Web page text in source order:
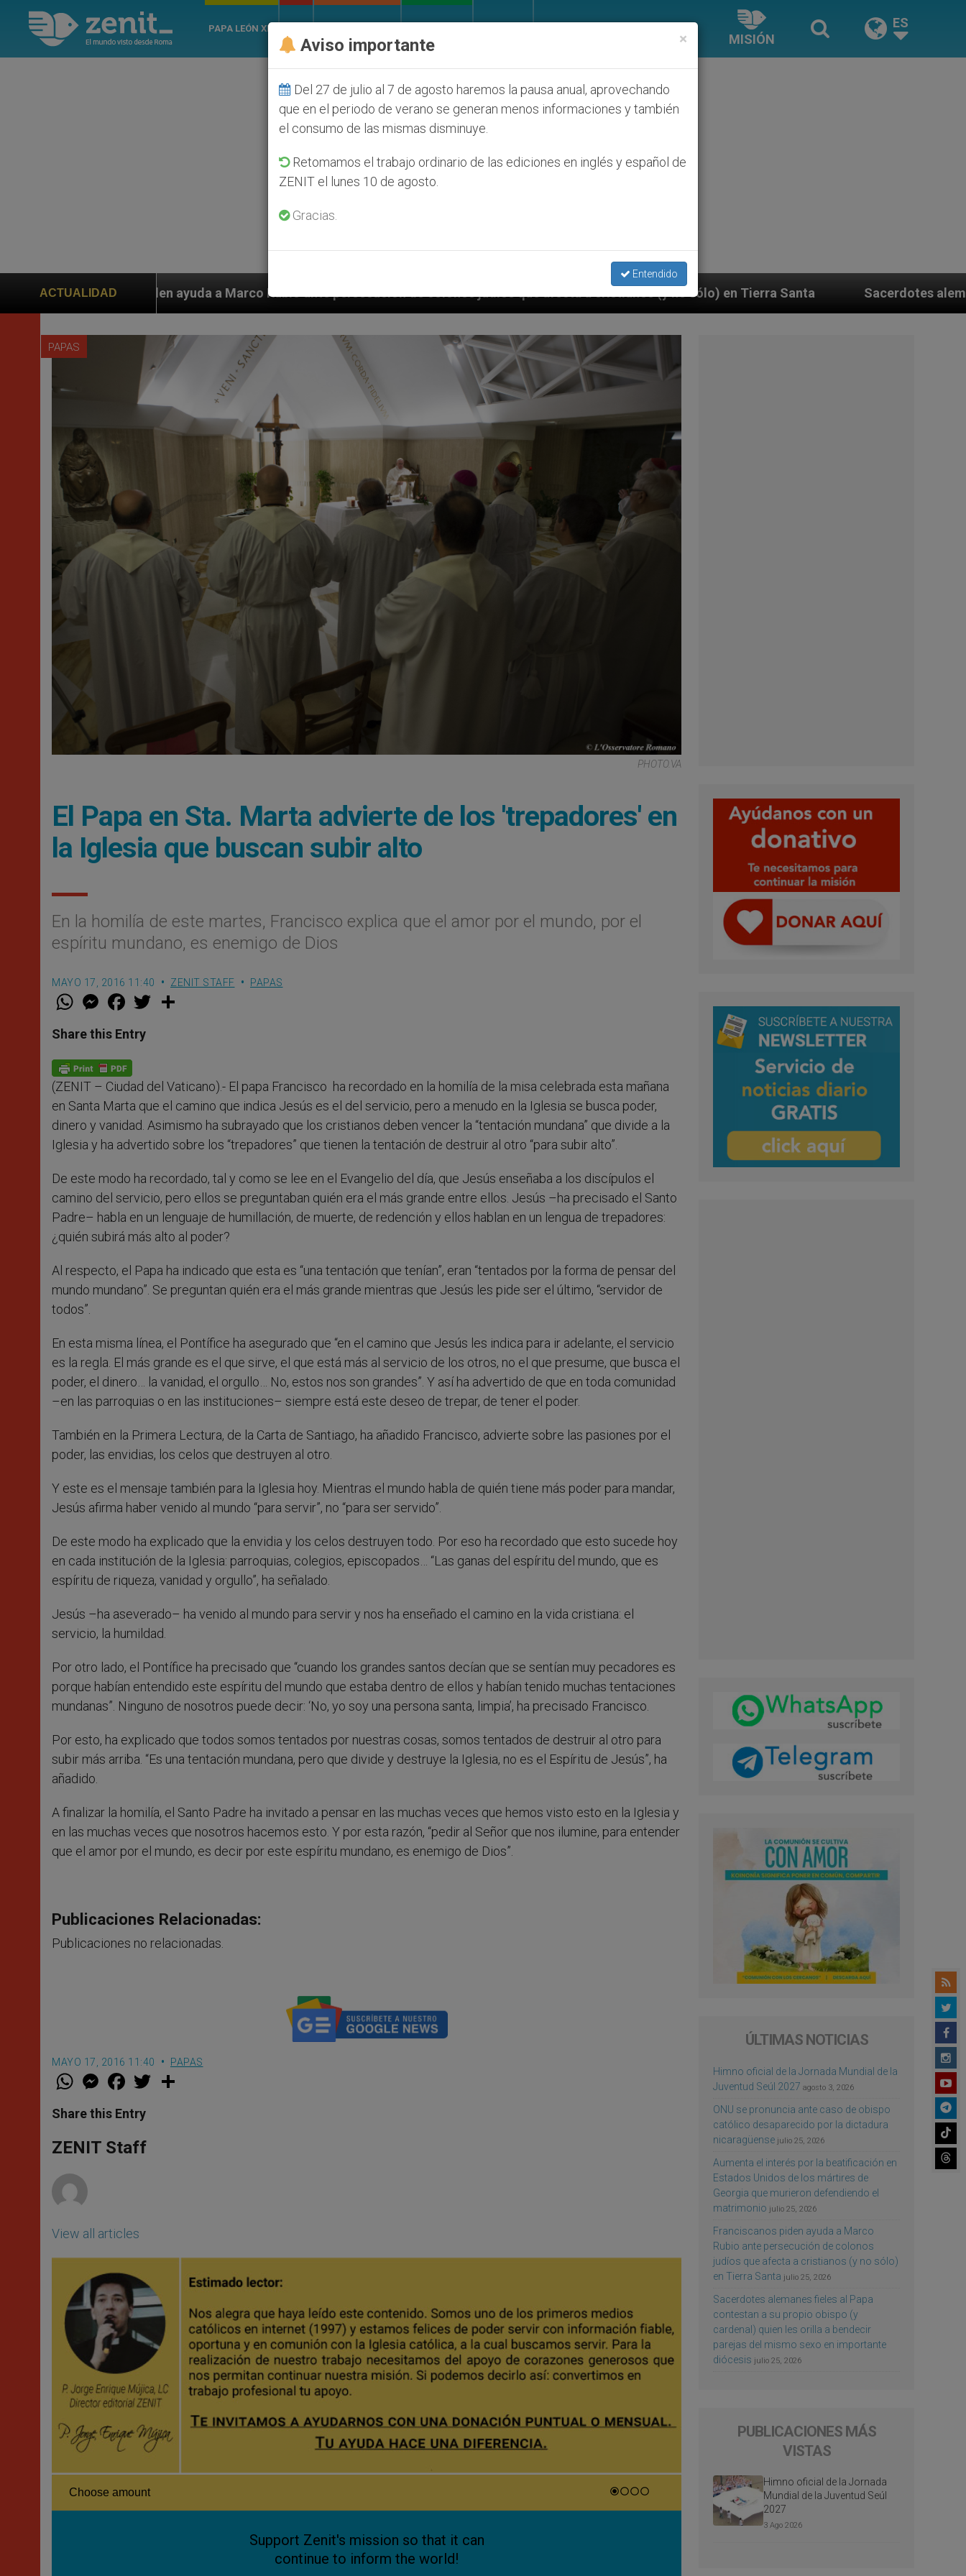
PAPA LEÓN XIV
MISIÓN
ES
ACTUALIDAD
ayuda a Marco Rubio ante persecución de colonos judíos que afecta a cristianos (y no sólo) en Tierra Santa Sacerdotes alemanes fieles al Papa
PAPAS
PHOTO.VA
El Papa en Sta. Marta advierte de los 'trepadores' en
la Iglesia que buscan subir alto
En la homilía de este martes, Francisco explica que el amor por el mundo, por el
espíritu mundano, es enemigo de Dios
MAYO 17, 2016 11:40 ZENIT STAFF PAPAS
W
t
s
p
p
M
e
s
e
g
e
F
a
e
b
o
k
w
Share this Entry
(ZENIT – Ciudad del Vaticano).- El papa Francisco ha recordado en la homilía de la misa celebrada esta mañana
en Santa Marta que el camino que indica Jesús es el del servicio, pero a menudo en la Iglesia se busca poder,
dinero y vanidad. Asimismo ha subrayado que los cristianos deben vencer la “tentación mundana” que divide a la
Iglesia y ha advertido sobre los “trepadores” que tienen la tentación de destruir al otro “para subir alto”.
De este modo ha recordado, tal y como se lee en el Evangelio del día, que Jesús enseñaba a los discípulos el
camino del servicio, pero ellos se preguntaban quién era el más grande entre ellos. Jesús –ha precisado el Santo
Padre– habla en un lenguaje de humillación, de muerte, de redención y ellos hablan en un lengua de trepadores:
¿quién subirá más alto al poder?
Al respecto, el Papa ha indicado que esta es “una tentación que tenían”, eran “tentados por la forma de pensar del
mundo mundano”. Se preguntan quién era el más grande mientras que Jesús les pide ser el último, “servidor de
todos”.
En esta misma línea, el Pontífice ha asegurado que “en el camino que Jesús les indica para ir adelante, el servicio
es la regla. El más grande es el que sirve, el que está más al servicio de los otros, no el que presume, que busca el
poder, el dinero… la vanidad, el orgullo… No, estos nos son grandes”. Y así ha advertido de que en toda comunidad
–en las parroquias o en las instituciones– siempre está este deseo de trepar, de tener el poder.
También en la Primera Lectura, de la Carta de Santiago, ha añadido Francisco, advierte sobre las pasiones por el
poder, las envidias, los celos que destruyen al otro.
Y este es el mensaje también para la Iglesia hoy. Mientras el mundo habla de quién tiene más poder para mandar,
Jesús afirma haber venido al mundo “para servir”, no “para ser servido”.
De este modo ha explicado que la envidia y los celos destruyen todo. Por eso ha recordado que esto sucede hoy
en cada institución de la Iglesia: parroquias, colegios, episcopados… “Las ganas del espíritu del mundo, que es
espíritu de riqueza, vanidad y orgullo”, ha señalado.
Jesús –ha aseverado– ha venido al mundo para servir y nos ha enseñado el camino en la vida cristiana: el
servicio, la humildad.
Por otro lado, el Pontífice ha precisado que “cuando los grandes santos decían que se sentían muy pecadores es
porque habían entendido este espíritu del mundo que estaba dentro de ellos y habían tenido muchas tentaciones
mundanas”. Ninguno de nosotros puede decir: ‘No, yo soy una persona santa, limpia’, ha precisado Francisco.
Por esto, ha explicado que todos somos tentados por nuestras cosas, somos tentados de destruir al otro para
subir más arriba. “Es una tentación mundana, pero que divide y destruye la Iglesia, no es el Espíritu de Jesús”, ha
añadido.
A finalizar la homilía, el Santo Padre ha invitado a pensar en las muchas veces que hemos visto esto en la Iglesia y
en las muchas veces que nosotros hacemos esto. Y por esta razón, “pedir al Señor que nos ilumine, para entender
que el amor por el mundo, es decir por este espíritu mundano, es enemigo de Dios”.
Publicaciones Relacionadas:
Publicaciones no relacionadas.
MAYO 17, 2016 11:40 PAPAS
W
t
s
p
p
M
e
s
e
g
e
F
a
e
b
o
k
w
Share this Entry
ZENIT Staff
View all articles
ÚLTIMAS NOTICIAS
Himno oficial de la Jornada Mundial de la
Juventud Seúl 2027 agosto 3, 2026
ONU se pronuncia ante caso de obispo
católico desaparecido por la dictadura
nicaragüense julio 25, 2026
Aumenta el interés por la beatificación en
Estados Unidos de los mártires de
Georgia que murieron defendiendo el
matrimonio julio 25, 2026
Franciscanos piden ayuda a Marco
Rubio ante persecución de colonos
judíos que afecta a cristianos (y no sólo)
en Tierra Santa julio 25, 2026
Sacerdotes alemanes fieles al Papa
contestan a su propio obispo (y
cardenal) quien les orilla a bendecir
parejas del mismo sexo en importante
diócesis julio 25, 2026
PUBLICACIONES MÁS
VISTAS
Himno oficial de la Jornada
Mundial de la Juventud Seúl
2027
3 Ago 2026
×
Aviso importante
Del 27 de julio al 7 de agosto haremos la pausa anual, aprovechando
que en el periodo de verano se generan menos informaciones y también
el consumo de las mismas disminuye.
Retomamos el trabajo ordinario de las ediciones en inglés y español de
ZENIT el lunes 10 de agosto.
Gracias.
Entendido